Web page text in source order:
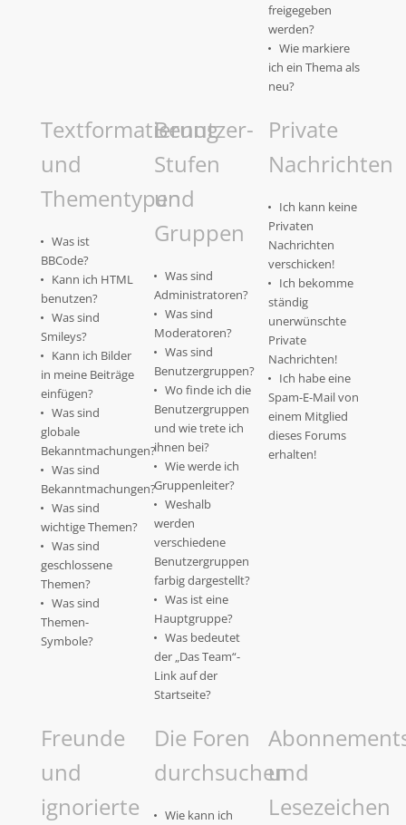
freigegeben
werden?
Wie markiere
ich ein Thema als
neu?
Textformatierung
und
Thementypen
Was ist
BBCode?
Kann ich HTML
benutzen?
Was sind
Smileys?
Kann ich Bilder
in meine Beiträge
einfügen?
Was sind
globale
Bekanntmachungen?
Was sind
Bekanntmachungen?
Was sind
wichtige Themen?
Was sind
geschlossene
Themen?
Was sind
Themen-
Symbole?
Benutzer-
Stufen
und
Gruppen
Was sind
Administratoren?
Was sind
Moderatoren?
Was sind
Benutzergruppen?
Wo finde ich die
Benutzergruppen
und wie trete ich
ihnen bei?
Wie werde ich
Gruppenleiter?
Weshalb
werden
verschiedene
Benutzergruppen
farbig dargestellt?
Was ist eine
Hauptgruppe?
Was bedeutet
der „Das Team“-
Link auf der
Startseite?
Private
Nachrichten
Ich kann keine
Privaten
Nachrichten
verschicken!
Ich bekomme
ständig
unerwünschte
Private
Nachrichten!
Ich habe eine
Spam-E-Mail von
einem Mitglied
dieses Forums
erhalten!
Freunde
und
ignorierte
Die Foren
durchsuchen
Wie kann ich
und
Lesezeichen